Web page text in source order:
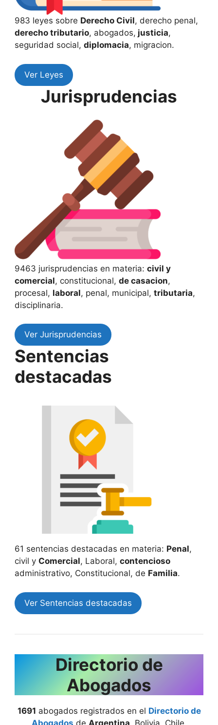
983 leyes sobre Derecho Civil, derecho penal,
derecho tributario, abogados, justicia,
seguridad social, diplomacia, migracion.
Ver Leyes
Jurisprudencias
9463 jurisprudencias en materia: civil y
comercial, constitucional, de casacion,
procesal, laboral, penal, municipal, tributaria,
disciplinaria.
Ver Jurisprudencias
Sentencias
destacadas
61 sentencias destacadas en materia: Penal,
civil y Comercial, Laboral, contencioso
administrativo, Constitucional, de Familia.
Ver Sentencias destacadas
Directorio de
Abogados
1691 abogados registrados en el Directorio de
Abogados de Argentina , Bolivia, Chile,